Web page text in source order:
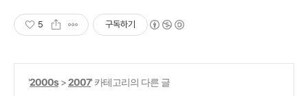
5 구독하기
'2000s>2007' 카테고리의 다른 글